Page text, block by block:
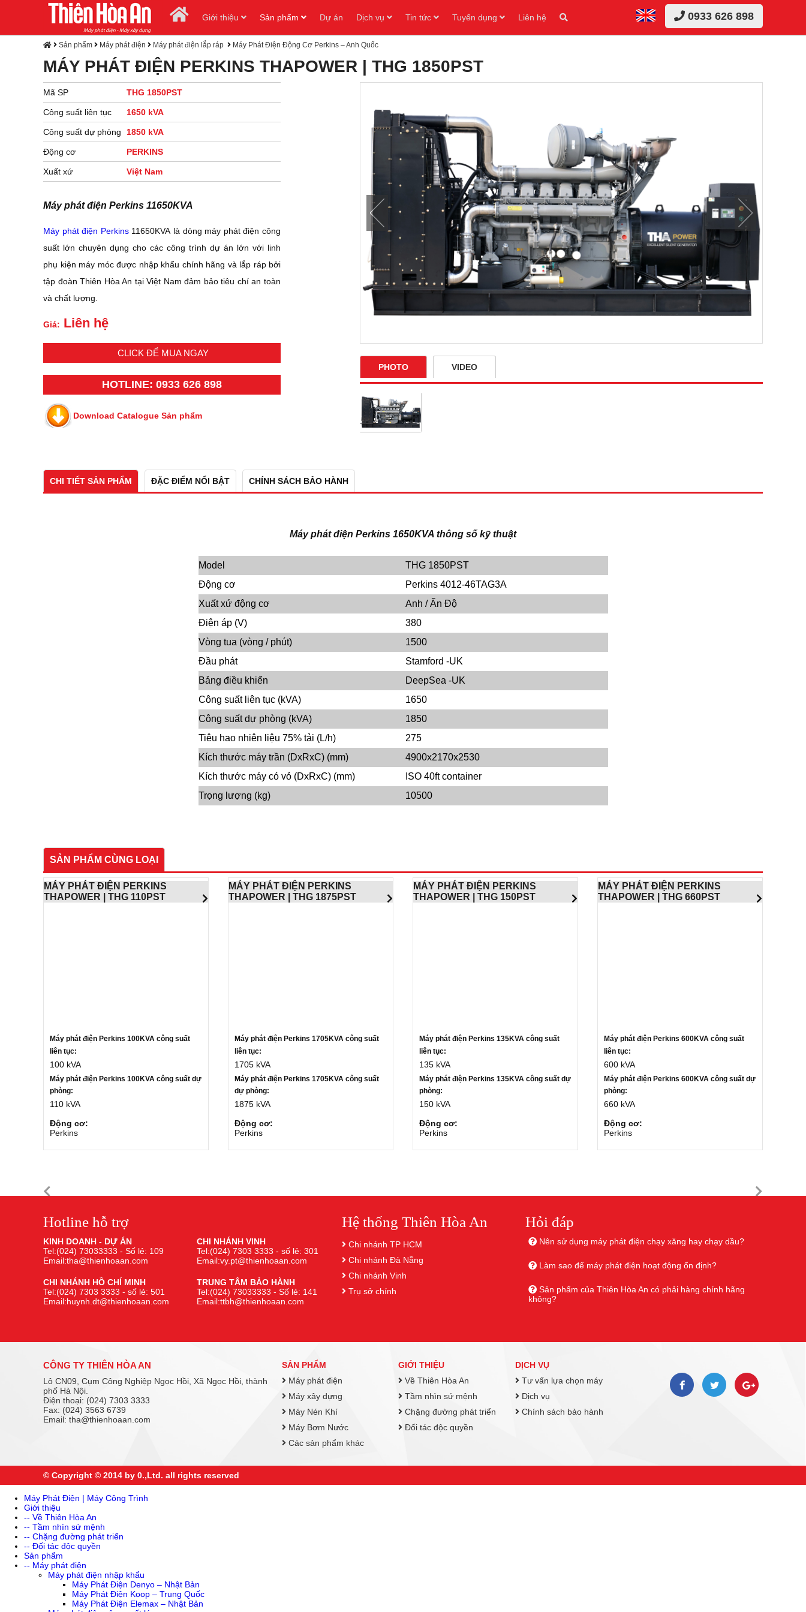
0933 626 898
Giới thiệu Sản phẩm Dự án Dịch vụ Tin tức Tuyển dụng Liên hệ
Sản phẩm Máy phát điện Máy phát điện lắp ráp Máy Phát Điện Động Cơ Perkins – Anh Quốc
MÁY PHÁT ĐIỆN PERKINS THAPOWER | THG 1850PST
Mã SP THG 1850PST
Công suất liên tục 1650 kVA
Công suất dự phòng 1850 kVA
Động cơ PERKINS
Xuất xứ Việt Nam
Máy phát điện Perkins 11650KVA
Máy phát điện Perkins11650KVA là dòng máy phát điện công
suất lớn chuyên dụng cho các công trình dự án lớn với linh
phụ kiện máy móc được nhập khẩu chính hãng và lắp ráp bởi
tập đoàn Thiên Hòa An tại Việt Nam đảm bảo tiêu chí an toàn
và chất lượng.
Giá: Liên hệ
CLICK ĐỂ MUA NGAY
HOTLINE: 0933 626 898
Download Catalogue Sản phẩm
PHOTO VIDEO
CHI TIẾT SẢN PHẨM ĐẶC ĐIỂM NỔI BẬT CHÍNH SÁCH BẢO HÀNH
Máy phát điện Perkins 1650KVA thông số kỹ thuật
Model
THG 1850PST
Động cơ
Perkins 4012-46TAG3A
Xuất xứ động cơ
Anh / Ấn Độ
Điện áp (V)
380
Vòng tua (vòng / phút)
1500
Đầu phát
Stamford -UK
Bảng điều khiển
DeepSea -UK
Công suất liên tục (kVA)
1650
Công suất dự phòng (kVA)
1850
Tiêu hao nhiên liệu 75% tải (L/h)
275
Kích thước máy trần (DxRxC) (mm)
4900x2170x2530
Kích thước máy có vỏ (DxRxC) (mm)
ISO 40ft container
Trọng lượng (kg)
10500
SẢN PHẨM CÙNG LOẠI
MÁY PHÁT ĐIỆN PERKINS
THAPOWER | THG 110PST
Máy phát điện Perkins 100KVA công suất
liên tục:
100 kVA
Máy phát điện Perkins 100KVA công suất dự
phòng:
110 kVA
Động cơ:
Perkins
MÁY PHÁT ĐIỆN PERKINS
THAPOWER | THG 1875PST
Máy phát điện Perkins 1705KVA công suất
liên tục:
1705 kVA
Máy phát điện Perkins 1705KVA công suất
dự phòng:
1875 kVA
Động cơ:
Perkins
MÁY PHÁT ĐIỆN PERKINS
THAPOWER | THG 150PST
Máy phát điện Perkins 135KVA công suất
liên tục:
135 kVA
Máy phát điện Perkins 135KVA công suất dự
phòng:
150 kVA
Động cơ:
Perkins
MÁY PHÁT ĐIỆN PERKINS
THAPOWER | THG 660PST
Máy phát điện Perkins 600KVA công suất
liên tục:
600 kVA
Máy phát điện Perkins 600KVA công suất dự
phòng:
660 kVA
Động cơ:
Perkins
Hotline hỗ trợ
KINH DOANH - DỰ ÁN
Tel:(024) 73033333 - Số lẻ: 109
Email:tha@thienhoaan.com
CHI NHÁNH VINH
Tel:(024) 7303 3333 - số lẻ: 301
Email:vy.pt@thienhoaan.com
CHI NHÁNH HỒ CHÍ MINH
Tel:(024) 7303 3333 - số lẻ: 501
Email:huynh.dt@thienhoaan.com
TRUNG TÂM BẢO HÀNH
Tel:(024) 73033333 - Số lẻ: 141
Email:ttbh@thienhoaan.com
Hệ thống Thiên Hòa An
Chi nhánh TP HCM
Chi nhánh Đà Nẵng
Chi nhánh Vinh
Trụ sở chính
Hỏi đáp
Nên sử dụng máy phát điện chạy xăng hay chạy dầu?
Làm sao để máy phát điện hoạt động ổn định?
Sản phẩm của Thiên Hòa An có phải hàng chính hãng
không?
CÔNG TY THIÊN HÒA AN
Lô CN09, Cụm Công Nghiệp Ngọc Hồi, Xã Ngọc Hồi, thành
phố Hà Nội.
Điện thoại: (024) 7303 3333
Fax: (024) 3563 6739
Email: tha@thienhoaan.com
SẢN PHẨM
Máy phát điện
Máy xây dựng
Máy Nén Khí
Máy Bơm Nước
Các sản phẩm khác
GIỚI THIỆU
Về Thiên Hòa An
Tầm nhìn sứ mệnh
Chặng đường phát triển
Đối tác độc quyền
DỊCH VỤ
Tư vấn lựa chọn máy
Dịch vụ
Chính sách bảo hành
© Copyright © 2014 by 0.,Ltd. all rights reserved
Máy Phát Điện | Máy Công Trình
Giới thiệu
-- Về Thiên Hòa An
-- Tầm nhìn sứ mệnh
-- Chặng đường phát triển
-- Đối tác độc quyền
Sản phẩm
-- Máy phát điện
Máy phát điện nhập khẩu
Máy Phát Điện Denyo – Nhật Bản
Máy Phát Điện Koop – Trung Quốc
Máy Phát Điện Elemax – Nhật Bản